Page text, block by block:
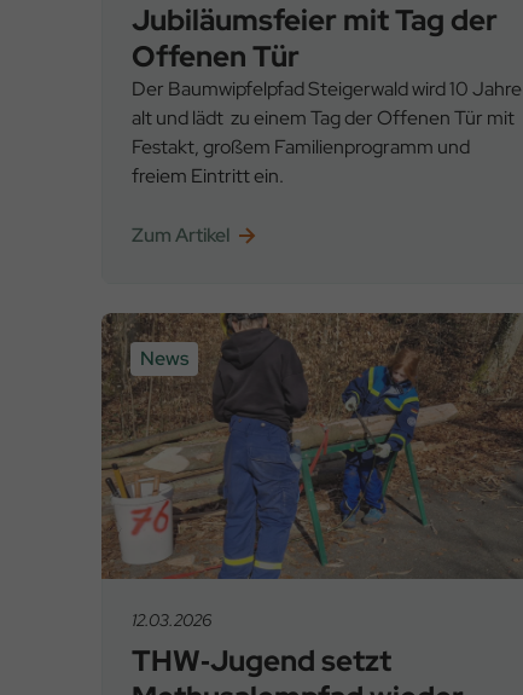
Jubiläumsfeier mit Tag der
Offenen Tür
Der Baumwipfelpfad Steigerwald wird 10 Jahre
alt und lädt zu einem Tag der Offenen Tür mit
Festakt, großem Familienprogramm und
freiem Eintritt ein.
Zum Artikel
News
12.03.2026
THW‑Jugend setzt